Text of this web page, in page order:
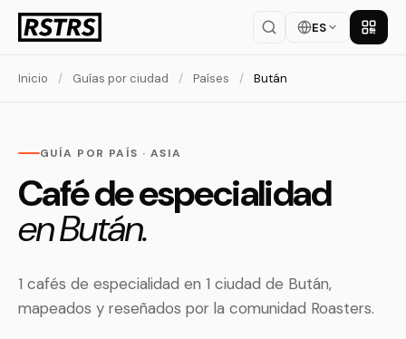
ES
Inicio / Guías por ciudad / Países / Bután
GUÍA POR PAÍS · ASIA
Café de especialidad
en Bután.
1 cafés de especialidad en 1 ciudad de Bután,
mapeados y reseñados por la comunidad Roasters.